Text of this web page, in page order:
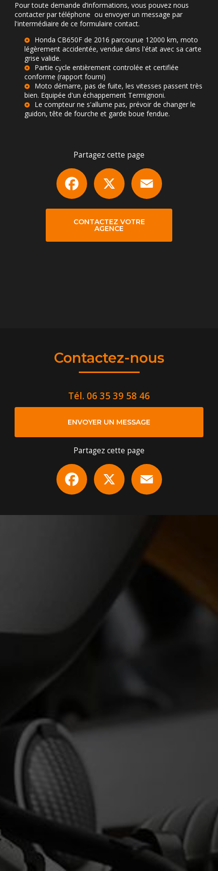
Pour toute demande d’informations, vous pouvez nous
contacter par téléphone ou envoyer un message par
l'intermédiaire de ce formulaire contact.
Honda CB650F de 2016 parcourue 12000 km, moto
légèrement accidentée, vendue dans l'état avec sa carte
grise valide.
Partie cycle entièrement controlée et certifiée
conforme (rapport fourni)
Moto démarre, pas de fuite, les vitesses passent très
bien. Equipée d'un échappement Termignoni.
Le compteur ne s'allume pas, prévoir de changer le
guidon, tête de fourche et garde boue fendue.
Partagez cette page
Facebook
CONTACTEZ VOTRE
AGENCE
Contactez-nous
Tél. 06 35 39 58 46
ENVOYER UN MESSAGE
Partagez cette page
Facebook